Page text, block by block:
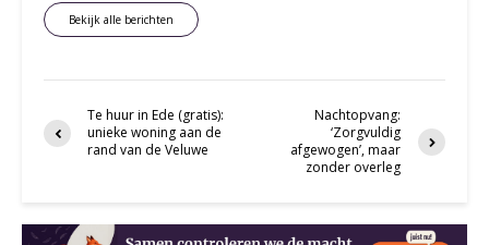
Bekijk alle berichten
Te huur in Ede (gratis):
unieke woning aan de
rand van de Veluwe
Nachtopvang:
‘Zorgvuldig
afgewogen’, maar
zonder overleg